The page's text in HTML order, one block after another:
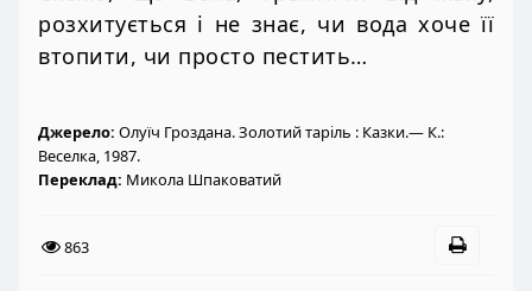
розхитується і не знає, чи вода хоче її
втопити, чи просто пестить…
Джерело: Олуїч Гроздана. Золотий таріль : Казки.— К.:
Веселка, 1987.
Переклад: Микола Шпаковатий
863